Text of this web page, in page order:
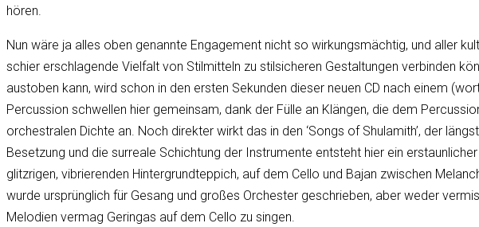
hören.
Nun wäre ja alles oben genannte Engagement nicht so wirkungsmächtig, und aller
schier erschlagende Vielfalt von Stilmitteln zu stilsicheren Gestaltungen verbinden
austoben kann, wird schon in den ersten Sekunden dieser neuen CD nach einem
Percussion schwellen hier gemeinsam, dank der Fülle an Klängen, die dem
orchestralen Dichte an. Noch direkter wirkt das in den ‘Songs of Shulamith’, der
Besetzung und die surreale Schichtung der Instrumente entsteht hier ein
glitzrigen, vibrierenden Hintergrundteppich, auf dem Cello und Bajan zwischen
wurde ursprünglich für Gesang und großes Orchester geschrieben, aber weder
Melodien vermag Geringas auf dem Cello zu singen.